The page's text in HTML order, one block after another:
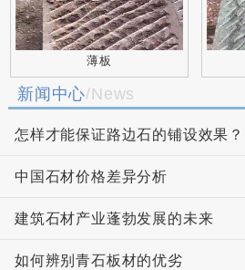
薄板
新闻中心/News
怎样才能保证路边石的铺设效果？
中国石材价格差异分析
建筑石材产业蓬勃发展的未来
如何辨别青石板材的优劣